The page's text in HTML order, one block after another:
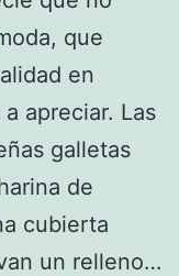
que
en
apreciar. Las
galletas
de
cubierta
un relleno…